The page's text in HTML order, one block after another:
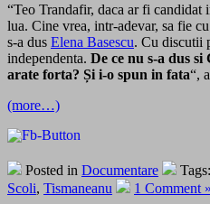
“Teo Trandafir, daca ar fi candidat
lua. Cine vrea, intr-adevar, sa fie
s-a dus Elena Basescu. Cu discutii
independenta. De ce nu s-a dus
arate forta? Și i-o spun in fata“,
(more…)
Posted in Documentare Tags:
Scoli, Tismaneanu 1 Comment »